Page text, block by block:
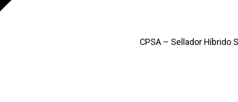
CPSA – Sellador Híbrido